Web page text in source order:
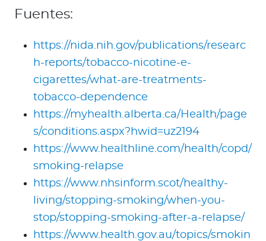
Fuentes:
https://nida.nih.gov/publications/researc
h-reports/tobacco-nicotine-e-
cigarettes/what-are-treatments-
tobacco-dependence
https://myhealth.alberta.ca/Health/page
s/conditions.aspx?hwid=uz2194
https://www.healthline.com/health/copd/
smoking-relapse
https://www.nhsinform.scot/healthy-
living/stopping-smoking/when-you-
stop/stopping-smoking-after-a-relapse/
https://www.health.gov.au/topics/smokin